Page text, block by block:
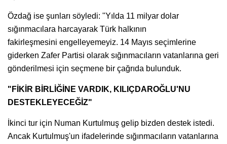
Özdağ ise şunları söyledi: "Yılda 11 milyar dolar
sığınmacılara harcayarak Türk halkının
fakirleşmesini engelleyemeyiz. 14 Mayıs seçimlerine
giderken Zafer Partisi olarak sığınmacıların vatanlarına geri
gönderilmesi için seçmene bir çağrıda bulunduk.
"FİKİR BİRLİĞİNE VARDIK, KILIÇDAROĞLU'NU
DESTEKLEYECEĞİZ"
İkinci tur için Numan Kurtulmuş gelip bizden destek istedi.
Ancak Kurtulmuş'un ifadelerinde sığınmacıların vatanlarına